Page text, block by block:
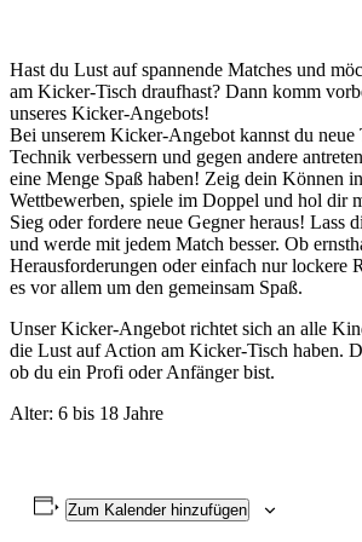
Hast du Lust auf spannende Matches und
am Kicker-Tisch draufhast? Dann komm
unseres Kicker-Angebots!
Bei unserem Kicker-Angebot kannst du neue
Technik verbessern und gegen andere
eine Menge Spaß haben! Zeig dein Können
Wettbewerben, spiele im Doppel und hol dir
Sieg oder fordere neue Gegner heraus! Lass
und werde mit jedem Match besser. Ob
Herausforderungen oder einfach nur lockere
es vor allem um den gemeinsam Spaß.
Unser Kicker-Angebot richtet sich an alle
die Lust auf Action am Kicker-Tisch haben.
ob du ein Profi oder Anfänger bist.
Alter: 6 bis 18 Jahre
Zum Kalender hinzufügen